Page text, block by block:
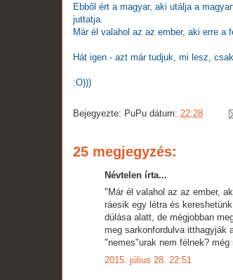
Ebből ért a magyar, aki utálja a
juttatja.
Már él valahol az az ember, aki erre a
Hát igen - azt már tudjuk, mi lesz,
:O)))
Bejegyezte: PuPu dátum: 22:28
25 megjegyzés:
Névtelen írta...
"Már él valahol az az ember,
ráesik egy létra és
dúlása alatt, de mégjobban
meg sarkonfordulva itthagyják
"nemes"urak nem félnek?
2015. július 28. 22:51